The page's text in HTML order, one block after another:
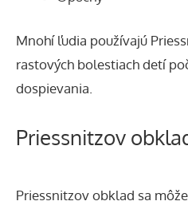
Mnohí ľudia používajú
rastových bolestiach detí
dospievania.
Priessnitzov
Priessnitzov obklad sa